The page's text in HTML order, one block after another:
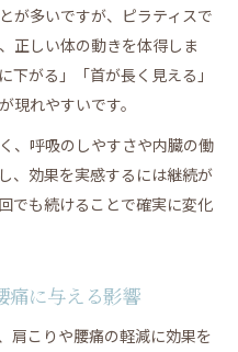
が多いですが、ピラティスで
正しい体の動きを体得しま
下がる」「首が長く見える」
現れやすいです。
、呼吸のしやすさや内臓の働
、効果を実感するには継続が
でも続けることで確実に変化
痛に与える影響
肩こりや腰痛の軽減に効果を